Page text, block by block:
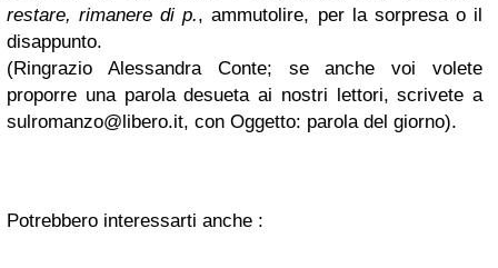
restare, rimanere di p., ammutolire, per la sorpresa o il
disappunto.
(Ringrazio Alessandra Conte; se anche voi volete
proporre una parola desueta ai nostri lettori, scrivete a
sulromanzo@libero.it, con Oggetto: parola del giorno).
Potrebbero interessarti anche :